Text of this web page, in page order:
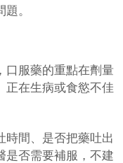
。
口服藥的重點在劑量
正在生病或食慾不佳
時間、是否把藥吐出
是否需要補服，不建